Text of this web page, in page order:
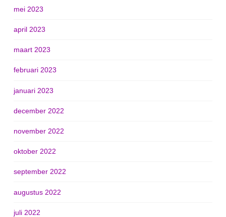
mei 2023
april 2023
maart 2023
februari 2023
januari 2023
december 2022
november 2022
oktober 2022
september 2022
augustus 2022
juli 2022